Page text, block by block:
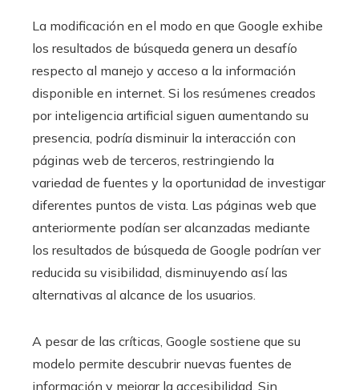
La modificación en el modo en que Google exhibe
los resultados de búsqueda genera un desafío
respecto al manejo y acceso a la información
disponible en internet. Si los resúmenes creados
por inteligencia artificial siguen aumentando su
presencia, podría disminuir la interacción con
páginas web de terceros, restringiendo la
variedad de fuentes y la oportunidad de investigar
diferentes puntos de vista. Las páginas web que
anteriormente podían ser alcanzadas mediante
los resultados de búsqueda de Google podrían ver
reducida su visibilidad, disminuyendo así las
alternativas al alcance de los usuarios.
A pesar de las críticas, Google sostiene que su
modelo permite descubrir nuevas fuentes de
información y mejorar la accesibilidad. Sin